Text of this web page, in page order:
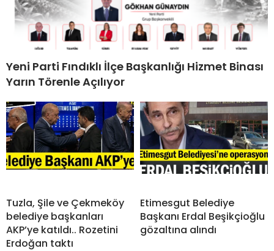
Yeni Parti Fındıklı İlçe Başkanlığı Hizmet Binası
Yarın Törenle Açılıyor
Tuzla, Şile ve Çekmeköy
belediye başkanları
AKP’ye katıldı.. Rozetini
Erdoğan taktı
Etimesgut Belediye
Başkanı Erdal Beşikçioğlu
gözaltına alındı